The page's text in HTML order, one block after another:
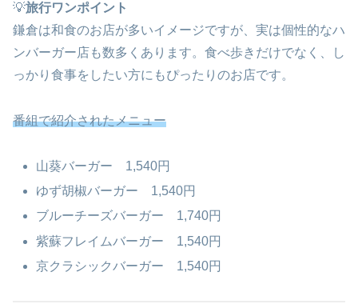
💡旅行ワンポイント
鎌倉は和食のお店が多いイメージですが、実は個性的なハ
ンバーガー店も数多くあります。食べ歩きだけでなく、し
っかり食事をしたい方にもぴったりのお店です。
番組で紹介されたメニュー
山葵バーガー 1,540円
ゆず胡椒バーガー 1,540円
ブルーチーズバーガー 1,740円
紫蘇フレイムバーガー 1,540円
京クラシックバーガー 1,540円